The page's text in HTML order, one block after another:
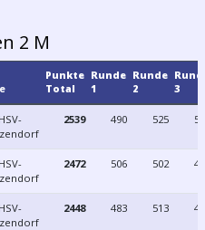
2 M
Punkte
Total
Runde
1
Runde
2
3
2539 490 525
2472 506 502
2448 483 513